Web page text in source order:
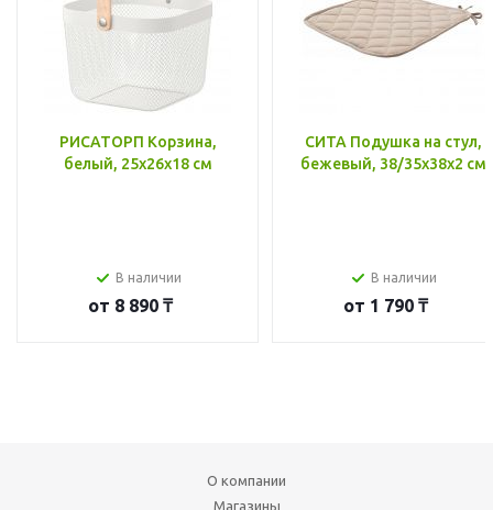
РИСАТОРП Корзина,
белый, 25x26x18 см
В наличии
от 8 890 ₸
СИТА Подушка на стул,
бежевый, 38/35x38x2 см
В наличии
от 1 790 ₸
О компании
Магазины